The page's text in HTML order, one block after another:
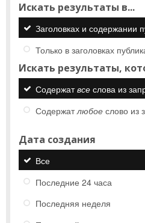
Искать результаты в...
Заголовках и содержании
Только в заголовках
Искать результаты,
Содержатвсе слова из
Содержатлюбое слово из
Дата создания
Все
Последние 24 часа
Последняя неделя